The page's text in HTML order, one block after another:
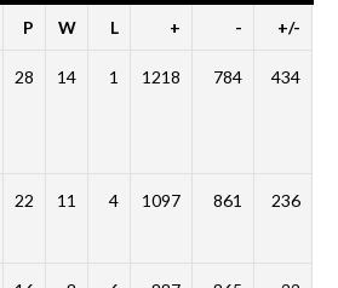
P W L + - +/-
28 14 1 1218 784 434
22 11 4 1097 861 236